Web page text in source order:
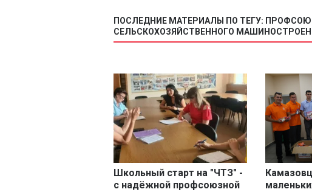
ПОСЛЕДНИЕ МАТЕРИАЛЫ ПО ТЕГУ:
СЕЛЬСКОХОЗЯЙСТВЕННОГО
Школьный старт на "ЧТЗ" -
с надёжной профсоюзной